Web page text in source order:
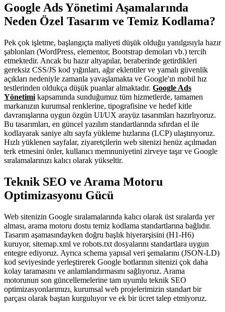
Google Ads Yönetimi Aşamalarında
Neden Özel Tasarım ve Temiz Kodlama?
Pek çok işletme, başlangıçta maliyeti düşük olduğu yanılgısıyla hazır
şablonları (WordPress, elementor, Bootstrap demoları vb.) tercih
etmektedir. Ancak bu hazır altyapılar, beraberinde getirdikleri
gereksiz CSS/JS kod yığınları, ağır eklentiler ve yamalı güvenlik
açıkları nedeniyle zamanla yavaşlamakta ve Google'ın mobil hız
testlerinden oldukça düşük puanlar almaktadır. Google Ads
Yönetimi kapsamında sunduğumuz tüm hizmetlerde, tamamen
markanızın kurumsal renklerine, tipografisine ve hedef kitle
davranışlarına uygun özgün UI/UX arayüz tasarımları hazırlıyoruz.
Bu tasarımları, en güncel yazılım standartlarında sıfırdan el ile
kodlayarak saniye altı sayfa yükleme hızlarına (LCP) ulaştırıyoruz.
Hızlı yüklenen sayfalar, ziyaretçilerin web sitenizi henüz açılmadan
terk etmesini önler, kullanıcı memnuniyetini zirveye taşır ve Google
sıralamalarınızı kalıcı olarak yükseltir.
Teknik SEO ve Arama Motoru
Optimizasyonu Gücü
Web sitenizin Google sıralamalarında kalıcı olarak üst sıralarda yer
alması, arama motoru dostu temiz kodlama standartlarına bağlıdır.
Tasarım aşamasındayken doğru başlık hiyerarşisini (H1-H6)
kuruyor, sitemap.xml ve robots.txt dosyalarını standartlara uygun
entegre ediyoruz. Ayrıca schema yapısal veri şemalarını (JSON-LD)
kod seviyesinde yerleştirerek Google botlarının sitenizi çok daha
kolay taramasını ve anlamlandırmasını sağlıyoruz. Arama
motorunun son güncellemelerine tam uyumlu teknik SEO
optimizasyonlarımızı, kurumsal web projelerimizin standart bir
parçası olarak baştan kurguluyor ve ek bir ücret talep etmiyoruz.